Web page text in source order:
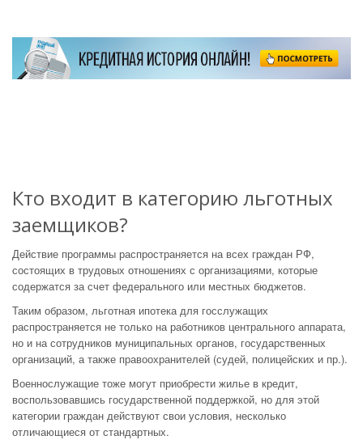
Кто входит в категорию льготных
заемщиков?
Действие программы распространяется на всех граждан РФ,
состоящих в трудовых отношениях с организациями, которые
содержатся за счет федерального или местных бюджетов.
Таким образом, льготная ипотека для госслужащих
распространяется не только на работников центрального аппарата,
но и на сотрудников муниципальных органов, государственных
организаций, а также правоохранителей (судей, полицейских и пр.).
Военнослужащие тоже могут приобрести жилье в кредит,
воспользовавшись государственной поддержкой, но для этой
категории граждан действуют свои условия, несколько
отличающиеся от стандартных.